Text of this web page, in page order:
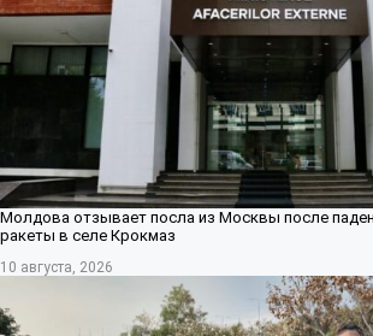
Молдова отзывает посла из Москвы после
ракеты в селе Крокмаз
10 августа, 2026